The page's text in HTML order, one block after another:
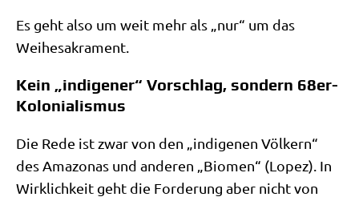
Es geht also um weit mehr als „nur“ um das
Weihesakrament.
Kein „indigener“ Vorschlag, sondern 68er-
Kolonialismus
Die Rede ist zwar von den „indi­ge­nen Völ­kern“
des Ama­zo­nas und ande­ren „Bio­men“ (Lopez). In
Wirk­lich­keit geht die For­de­rung aber nicht von